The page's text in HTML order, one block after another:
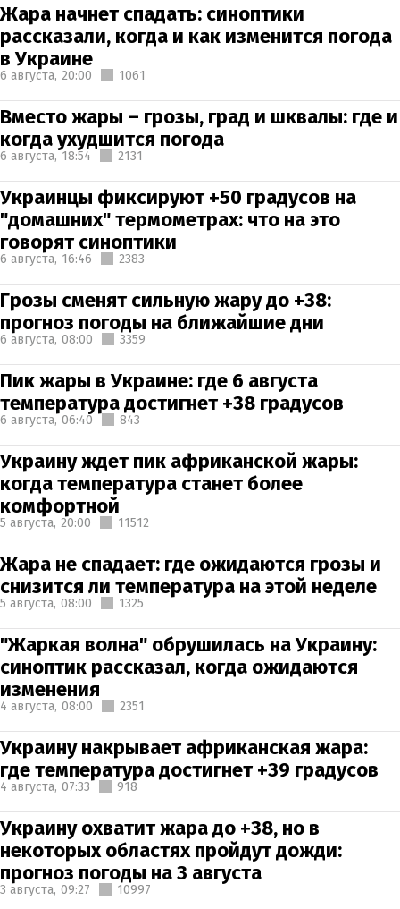
Жара начнет спадать: синоптики
рассказали, когда и как изменится погода
в Украине
6 августа, 20:00 1061
Вместо жары – грозы, град и шквалы: где и
когда ухудшится погода
6 августа, 18:54 2131
Украинцы фиксируют +50 градусов на
"домашних" термометрах: что на это
говорят синоптики
6 августа, 16:46 2383
Грозы сменят сильную жару до +38:
прогноз погоды на ближайшие дни
6 августа, 08:00 3359
Пик жары в Украине: где 6 августа
температура достигнет +38 градусов
6 августа, 06:40 843
Украину ждет пик африканской жары:
когда температура станет более
комфортной
5 августа, 20:00 11512
Жара не спадает: где ожидаются грозы и
снизится ли температура на этой неделе
5 августа, 08:00 1325
"Жаркая волна" обрушилась на Украину:
синоптик рассказал, когда ожидаются
изменения
4 августа, 08:00 2351
Украину накрывает африканская жара:
где температура достигнет +39 градусов
4 августа, 07:33 918
Украину охватит жара до +38, но в
некоторых областях пройдут дожди:
прогноз погоды на 3 августа
3 августа, 09:27 10997